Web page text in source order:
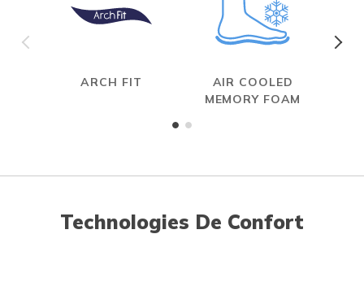
ARCH FIT
AIR COOLED
MEMORY FOAM
Technologies De Confort